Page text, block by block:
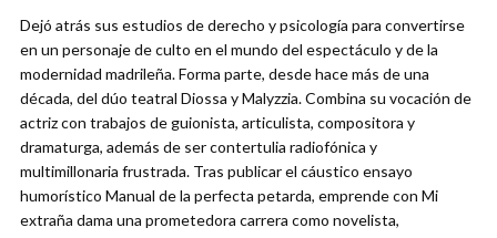
Dejó atrás sus estudios de derecho y psicología para convertirse
en un personaje de culto en el mundo del espectáculo y de la
modernidad madrileña. Forma parte, desde hace más de una
década, del dúo teatral Diossa y Malyzzia. Combina su vocación de
actriz con trabajos de guionista, articulista, compositora y
dramaturga, además de ser contertulia radiofónica y
multimillonaria frustrada. Tras publicar el cáustico ensayo
humorístico Manual de la perfecta petarda, emprende con Mi
extraña dama una prometedora carrera como novelista,